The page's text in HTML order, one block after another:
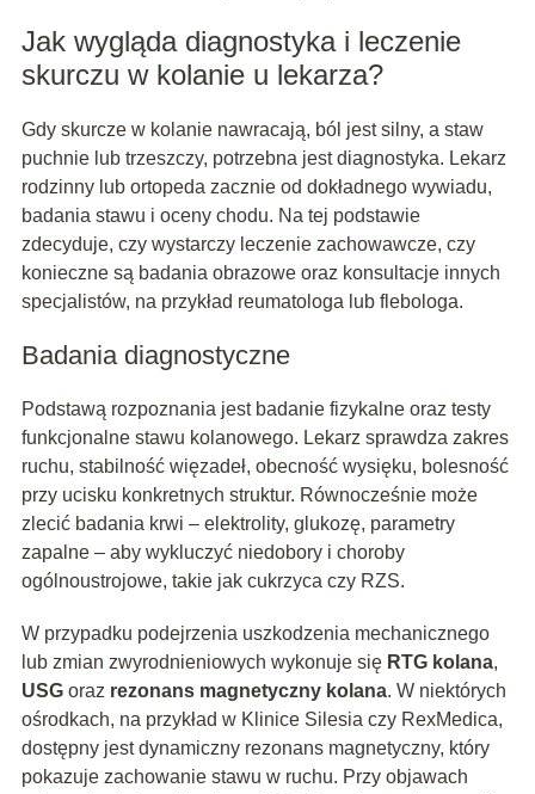
Jak wygląda diagnostyka i leczenie
skurczu w kolanie u lekarza?
Gdy skurcze w kolanie nawracają, ból jest silny, a staw
puchnie lub trzeszczy, potrzebna jest diagnostyka. Lekarz
rodzinny lub ortopeda zacznie od dokładnego wywiadu,
badania stawu i oceny chodu. Na tej podstawie
zdecyduje, czy wystarczy leczenie zachowawcze, czy
konieczne są badania obrazowe oraz konsultacje innych
specjalistów, na przykład reumatologa lub flebologa.
Badania diagnostyczne
Podstawą rozpoznania jest badanie fizykalne oraz testy
funkcjonalne stawu kolanowego. Lekarz sprawdza zakres
ruchu, stabilność więzadeł, obecność wysięku, bolesność
przy ucisku konkretnych struktur. Równocześnie może
zlecić badania krwi – elektrolity, glukozę, parametry
zapalne – aby wykluczyć niedobory i choroby
ogólnoustrojowe, takie jak cukrzyca czy RZS.
W przypadku podejrzenia uszkodzenia mechanicznego
lub zmian zwyrodnieniowych wykonuje się RTG kolana,
USGoraz rezonans magnetyczny kolana. W niektórych
ośrodkach, na przykład w Klinice Silesia czy RexMedica,
dostępny jest dynamiczny rezonans magnetyczny, który
pokazuje zachowanie stawu w ruchu. Przy objawach